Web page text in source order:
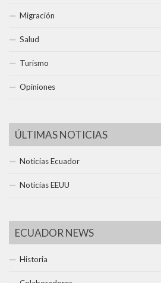
Migración
Salud
Turismo
Opiniones
ÚLTIMAS NOTICIAS
Noticias Ecuador
Noticias EEUU
ECUADOR NEWS
Historia